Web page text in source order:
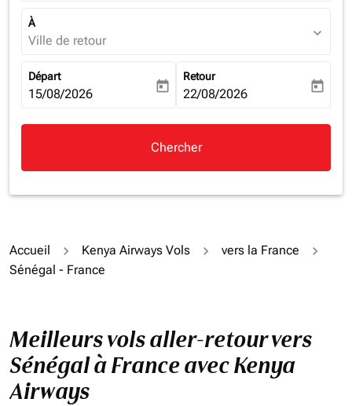
À
Ville de retour expand_more
Départ
fc-booking-departure-date-aria-label
15/08/2026 today
Retour
fc-booking-return-date-aria-
22/08/2026 today
Chercher
Accueil Kenya Airways Vols
vers la France
Sénégal - France
Meilleurs vols aller-retour vers
Sénégal à France avec Kenya
Airways